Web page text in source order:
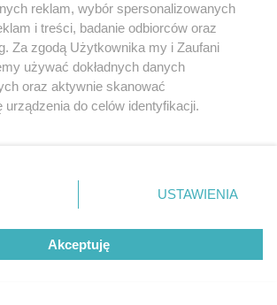
3 kobiety
reklam, wybór spersonalizowanych
i treści, badanie odbiorców oraz
Za zgodą Użytkownika my i Zaufani
używać dokładnych danych
oraz aktywnie skanować
do celów identyfikacji.
klikając przycisk ustawień prywatności
lewym dolnym rogu strony
danych nie wymagają zgody
masz prawo sprzeciwić się takiemu
będą miały zastosowanie tylko
USTAWIENIA
Akceptuję